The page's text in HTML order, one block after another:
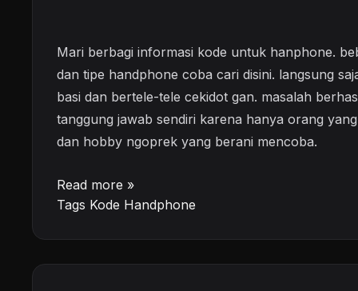
Mari berbagi informasi kode untuk hanphone.
dan tipe handphone coba cari disini. langsung
basi dan bertele-tele cekidot gan. masalah
tanggung jawab sendiri karena hanya orang
dan hobby ngoprek yang berani mencoba.
Read more »
Tags Kode Handphone